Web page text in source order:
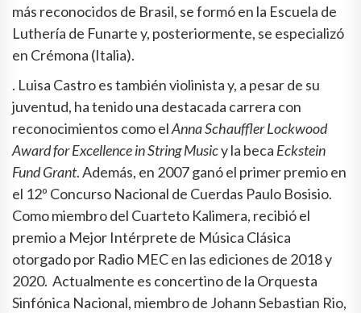
más reconocidos de Brasil, se formó en la Escuela de
Luthería de Funarte y, posteriormente, se especializó
en Crémona (Italia).
. Luisa Castro es también violinista y, a pesar de su
juventud, ha tenido una destacada carrera con
reconocimientos como elAnna Schauffler Lockwood
Award for Excellence in String Musicy la beca Eckstein
Fund Grant. Además, en 2007 ganó el primer premio en
el 12º Concurso Nacional de Cuerdas Paulo Bosisio.
Como miembro del Cuarteto Kalimera, recibió el
premio a Mejor Intérprete de Música Clásica
otorgado por Radio MEC en las ediciones de 2018 y
2020. Actualmente es concertino de la Orquesta
Sinfónica Nacional, miembro de Johann Sebastian Rio,